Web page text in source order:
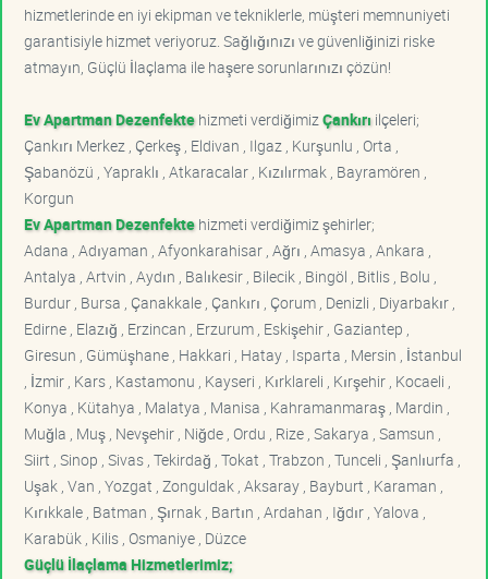
hizmetlerinde en iyi ekipman ve tekniklerle, müşteri memnuniyeti
garantisiyle hizmet veriyoruz. Sağlığınızı ve güvenliğinizi riske
atmayın, Güçlü İlaçlama ile haşere sorunlarınızı çözün!
Ev Apartman Dezenfektehizmeti verdiğimiz Çankırı ilçeleri;
Çankırı Merkez , Çerkeş , Eldivan , Ilgaz , Kurşunlu , Orta ,
Şabanözü , Yapraklı , Atkaracalar , Kızılırmak , Bayramören ,
Korgun
Ev Apartman Dezenfektehizmeti verdiğimiz şehirler;
Adana , Adıyaman , Afyonkarahisar , Ağrı , Amasya , Ankara ,
Antalya , Artvin , Aydın , Balıkesir , Bilecik , Bingöl , Bitlis , Bolu ,
Burdur , Bursa , Çanakkale , Çankırı , Çorum , Denizli , Diyarbakır ,
Edirne , Elazığ , Erzincan , Erzurum , Eskişehir , Gaziantep ,
Giresun , Gümüşhane , Hakkari , Hatay , Isparta , Mersin , İstanbul
, İzmir , Kars , Kastamonu , Kayseri , Kırklareli , Kırşehir , Kocaeli ,
Konya , Kütahya , Malatya , Manisa , Kahramanmaraş , Mardin ,
Muğla , Muş , Nevşehir , Niğde , Ordu , Rize , Sakarya , Samsun ,
Siirt , Sinop , Sivas , Tekirdağ , Tokat , Trabzon , Tunceli , Şanlıurfa ,
Uşak , Van , Yozgat , Zonguldak , Aksaray , Bayburt , Karaman ,
Kırıkkale , Batman , Şırnak , Bartın , Ardahan , Iğdır , Yalova ,
Karabük , Kilis , Osmaniye , Düzce
Güçlü İlaçlama Hizmetlerimiz;